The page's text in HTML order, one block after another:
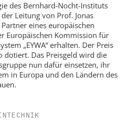
des Bernhard-Nocht-Instituts
Leitung von Prof. Jonas
eines europäischen
Europäischen Kommission für
„EYWA“ erhalten. Der Preis
Das Preisgeld wird die
nun dafür einsetzen, ihr
in Europa und den Ländern des